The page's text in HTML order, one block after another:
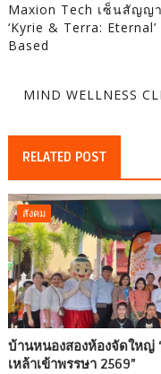
Maxion Tech เซ็นสัญญ
‘Kyrie & Terra:
Based
MIND WELLNESS
RELATED POST
สังคม
บ้านหนองสองห้องจัดใหญ่
เหล้าเข้าพรรษา 2569”